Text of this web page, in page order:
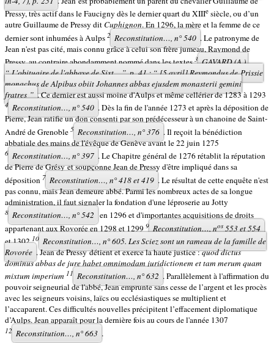
Pressy, très actif dans le Faucigny dès le dernier quart du XIIIe siècle, ou d’un
autre Guillaume de Pressy dit Cuphignon. En 1296, la mère et la femme de ce
dernier sont inhumées à Aulps 2 Reconstitution…, n° 540 . Le patronyme de
Jean n'est pas cité, mais connu grâce à celui son frère jumeau, Raymond de
Pressy, au contraire abondamment nommé dans les textes 3 GAVARD (A.),
“ L'obituaire de l'abbaye de Sixt... ”, p. 41 : “ [5 avril] Reymondus de Prissie
monachus de Alpibus obiit Johannes abbas ejusdem monasterii gemini
fratres ” . Ce dernier est aussi moine d'Aulps et même cellérier de 1283 à 1293
4 Reconstitution…, n° 540 . Dès la fin de l'année 1273 et après la déposition de
Pierre, Jean ratifie un don consenti par son prédécesseur à un chanoine de Saint-
André de Grenoble 5 Reconstitution…, n° 376 . Il reçoit la bénédiction
abbatiale des mains de l'évêque de Genève avant le 22 juin 1275
6 Reconstitution…, n° 397 . Le Chapitre général de 1276 rétablit la réputation
de Pierre de Grésy et soupçonne Jean de Pressy d'être impliqué dans sa
déposition 7 Reconstitution…, n° 418 et 419 . Le résultat de cette enquête n'est
pas connu, mais Jean demeure abbé. Parmi les nombreux actes de sa longue
administration, il faut signaler la fondation d'une léproserie au Jotty
8 Reconstitution…, n° 542 en 1296 et d'importantes acquisitions de droits
appartenant aux Rovorée en 1298 et 1299 9 Reconstitution…, nos 553 et 554
et 1302 10 Reconstitution…, n° 605. Les Sciez sont un rameau de la famille de
Rovorée . Jean de Pressy détient et exerce la haute justice :quod dictus
dominus abbas de jure habet omnimodam juridictionem et tam merum quam
mixtum imperium 11 Reconstitution…, n° 632 . Parallèlement à l'affirmation du
pouvoir seigneurial de l'abbé, Jean emprunte sans cesse de l’argent et les procès
avec les seigneurs voisins, laïcs ou ecclésiastiques se multiplient et
l’accaparent. Ces difficultés nouvelles précipitent l’effacement diplomatique
d’Aulps. Jean apparaît pour la dernière fois au cours de l'année 1307
12 Reconstitution…, n° 663 .